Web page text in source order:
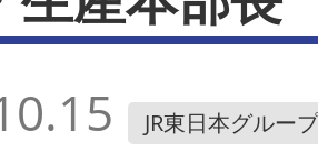
JR東日本グループ